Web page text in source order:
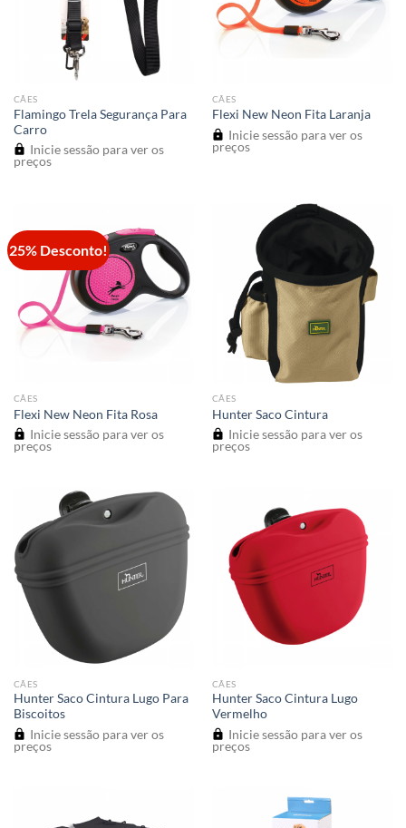
CÃES
Flamingo Trela Segurança Para
Carro
Inicie sessão para ver os
preços
CÃES
Flexi New Neon Fita Laranja
Inicie sessão para ver os
preços
25% Desconto!
CÃES
Flexi New Neon Fita Rosa
Inicie sessão para ver os
preços
CÃES
Hunter Saco Cintura
Inicie sessão para ver os
preços
CÃES
Hunter Saco Cintura Lugo Para
Biscoitos
Inicie sessão para ver os
preços
CÃES
Hunter Saco Cintura Lugo
Vermelho
Inicie sessão para ver os
preços